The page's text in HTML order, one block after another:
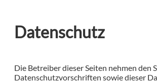
Datenschutz
Die Betreiber dieser Seiten nehmen
Datenschutzvorschriften sowie dieser